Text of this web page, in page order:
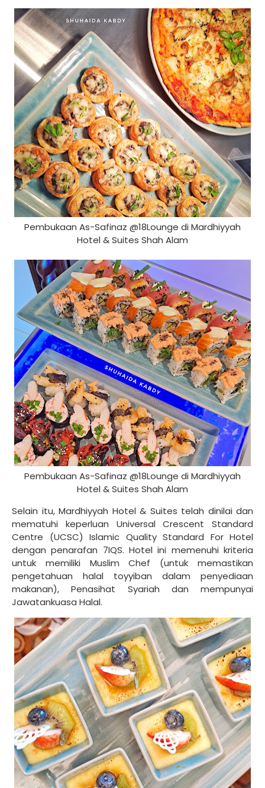
Pembukaan As-Safinaz @18Lounge di Mardhiyyah
Hotel & Suites Shah Alam
Pembukaan As-Safinaz @18Lounge di Mardhiyyah
Hotel & Suites Shah Alam
Selain itu, Mardhiyyah Hotel & Suites telah dinilai dan
mematuhi keperluan Universal Crescent Standard
Centre (UCSC) Islamic Quality Standard For Hotel
dengan penarafan 7IQS. Hotel ini memenuhi kriteria
untuk memiliki Muslim Chef (untuk memastikan
pengetahuan halal toyyiban dalam penyediaan
makanan), Penasihat Syariah dan mempunyai
Jawatankuasa Halal.